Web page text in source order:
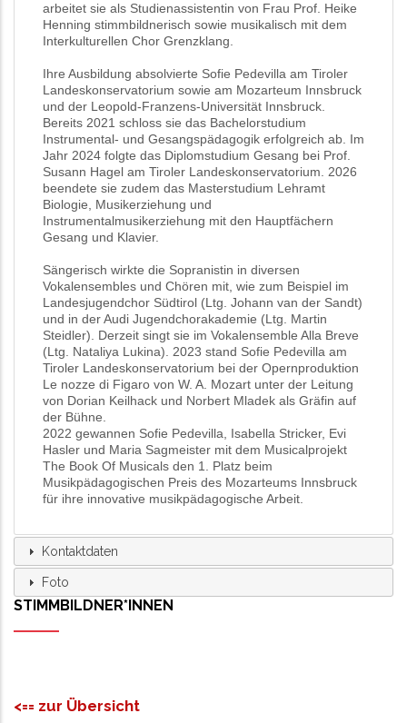
arbeitet sie als Studienassistentin von Frau Prof. Heike
Henning stimmbildnerisch sowie musikalisch mit dem
Interkulturellen Chor Grenzklang.
Ihre Ausbildung absolvierte Sofie Pedevilla am Tiroler
Landeskonservatorium sowie am Mozarteum Innsbruck
und der Leopold-Franzens-Universität Innsbruck.
Bereits 2021 schloss sie das Bachelorstudium
Instrumental- und Gesangspädagogik erfolgreich ab. Im
Jahr 2024 folgte das Diplomstudium Gesang bei Prof.
Susann Hagel am Tiroler Landeskonservatorium. 2026
beendete sie zudem das Masterstudium Lehramt
Biologie, Musikerziehung und
Instrumentalmusikerziehung mit den Hauptfächern
Gesang und Klavier.
Sängerisch wirkte die Sopranistin in diversen
Vokalensembles und Chören mit, wie zum Beispiel im
Landesjugendchor Südtirol (Ltg. Johann van der Sandt)
und in der Audi Jugendchorakademie (Ltg. Martin
Steidler). Derzeit singt sie im Vokalensemble Alla Breve
(Ltg. Nataliya Lukina). 2023 stand Sofie Pedevilla am
Tiroler Landeskonservatorium bei der Opernproduktion
Le nozze di Figaro von W. A. Mozart unter der Leitung
von Dorian Keilhack und Norbert Mladek als Gräfin auf
der Bühne.
2022 gewannen Sofie Pedevilla, Isabella Stricker, Evi
Hasler und Maria Sagmeister mit dem Musicalprojekt
The Book Of Musicals den 1. Platz beim
Musikpädagogischen Preis des Mozarteums Innsbruck
für ihre innovative musikpädagogische Arbeit.
Kontaktdaten
Foto
STIMMBILDNER*INNEN
<== zur Übersicht